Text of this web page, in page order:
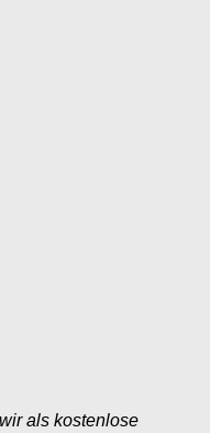
als kostenlose